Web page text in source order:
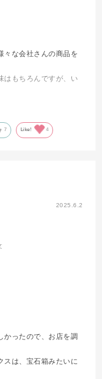
々な会社さんの商品を
はもちろんですが、い
ていつも感動します。
、これからも重宝しま
7 Like! 4
2025.6.2
かったので、お店を調
スは、宝石箱みたいに